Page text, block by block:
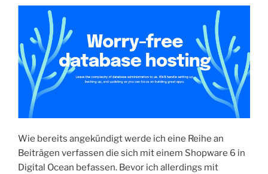
Wie bereits angekündigt werde ich eine Reihe an
Beiträgen verfassen die sich mit einem Shopware 6 in
Digital Ocean befassen. Bevor ich allerdings mit